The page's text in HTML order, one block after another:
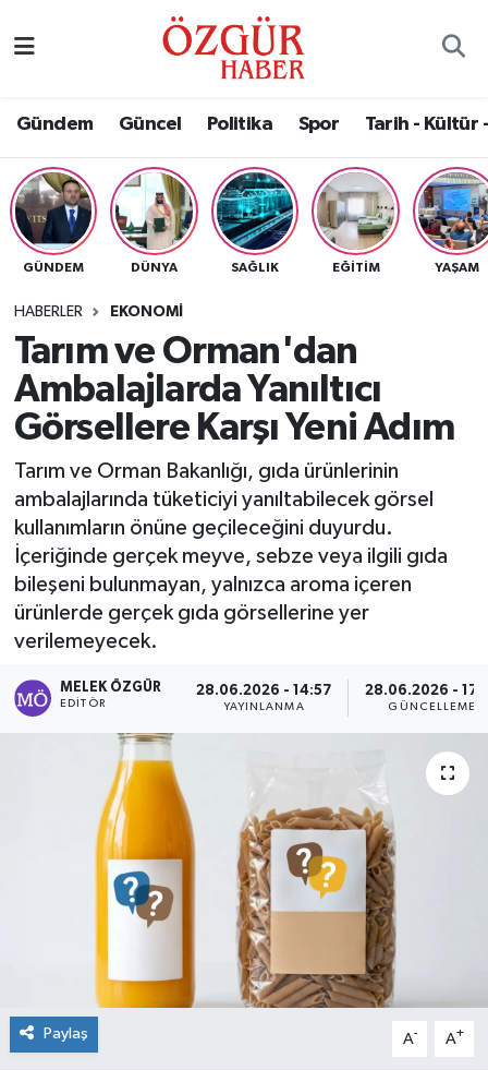
Gündem Güncel Politika Spor Tarih - Kültür
GÜNDEM DÜNYA SAĞLIK EĞITIM YAŞAM
HABERLER EKONOMI
Tarım ve Orman'dan
Ambalajlarda Yanıltıcı
Görsellere Karşı Yeni Adım
Tarım ve Orman Bakanlığı, gıda ürünlerinin
ambalajlarında tüketiciyi yanıltabilecek görsel
kullanımların önüne geçileceğini duyurdu.
İçeriğinde gerçek meyve, sebze veya ilgili gıda
bileşeni bulunmayan, yalnızca aroma içeren
ürünlerde gerçek gıda görsellerine yer
verilemeyecek.
MELEK ÖZGÜR
EDITÖR
28.06.2026 - 14:57
YAYINLANMA
28.06.2026 -
GÜNCELLEME
Paylaş A- A+
Eğitim
Ekonomi
Güncel
Gündem
Magazin
Politika
Sağlık
Spor
Tarih - Kültür - Sanat - Turizm
Yaşam
Nöbetçi Eczaneler
Namaz Vakitleri
Trafik Durumu
Süper Lig Puan Durumu ve Fikstür
Tüm Manşetler
Son Dakika Haberleri
Haber Arşivi